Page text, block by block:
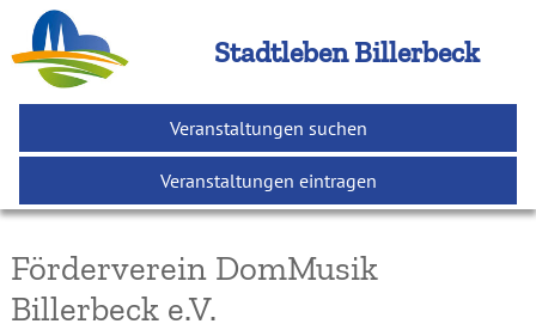
Stadtleben Billerbeck
Veranstaltungen suchen
Veranstaltungen eintragen
Förderverein DomMusik
Billerbeck e.V.